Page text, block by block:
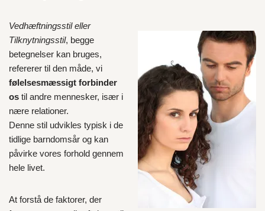
Vedhæftningsstil eller
Tilknytningsstil, begge
betegnelser kan bruges,
refererer til den måde, vi
følelsesmæssigt forbinder
os til andre mennesker, især i
nære relationer.
Denne stil udvikles typisk i de
tidlige barndomsår og kan
påvirke vores forhold gennem
hele livet.
At forstå de faktorer, der